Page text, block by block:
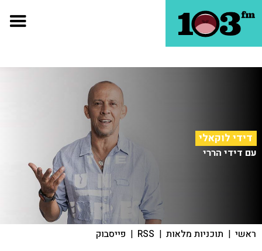
דידי לוקאלי
עם דידי הררי
ראשי | תוכניות מלאות |
RSS
| פייסבוק